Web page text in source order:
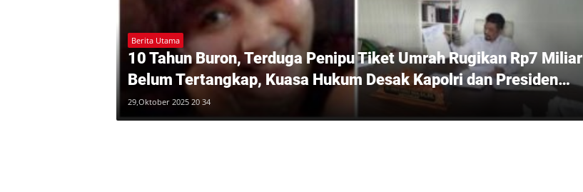
Berita Utama
10 Tahun Buron, Terduga Penipu Tiket Umrah Rugikan Rp7 Miliar
Belum Tertangkap, Kuasa Hukum Desak Kapolri dan Presiden
Prabowo Bertindak
29,Oktober 2025 20 34